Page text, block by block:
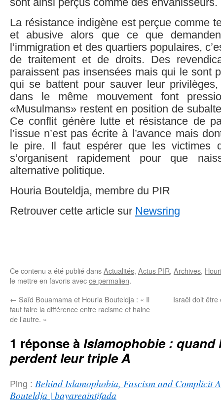
sont ainsi perçus comme des envahisseurs.
La résistance indigène est perçue comme
et abusive alors que ce que
l’immigration et des quartiers populaires,
de traitement et de droits. Des
paraissent pas insensées mais qui le sont
qui se battent pour sauver leur
dans le même mouvement font
«Musulmans» restent en position de
Ce conflit génère lutte et résistance de
l’issue n’est pas écrite à l’avance mais
le pire. Il faut espérer que les victimes
s’organisent rapidement pour que
alternative politique.
Houria Bouteldja, membre du PIR
Retrouver cette article sur Newsring
Ce contenu a été publié dansActualités, Actus PIR, Archives,
le mettre en favoris avecce permalien.
← Saïd Bouamama et Houria Bouteldja : « Il
faut faire la différence entre racisme et haine
de l’autre. »
Israël doit être
1 réponse àIslamophobie : quand
perdent leur triple A
Ping : Behind Islamophobia, Fascism and Complicit
Bouteldja | bayareaintifada